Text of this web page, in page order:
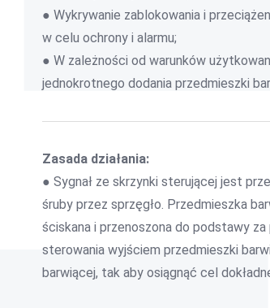
● Wykrywanie zablokowania i
w celu ochrony i alarmu;
● W zależności od warunków
jednokrotnego dodania przedmieszki
Zasada działania:
● Sygnał ze skrzynki sterującej jest
śruby przez sprzęgło. Przedmieszka
ściskana i przenoszona do podstawy
sterowania wyjściem przedmieszki
barwiącej, tak aby osiągnąć cel